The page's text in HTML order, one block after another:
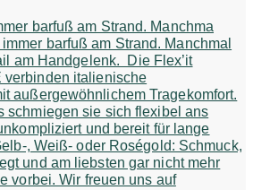
barfuß am Strand. Manchma